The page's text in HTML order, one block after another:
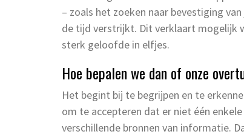
– zoals het zoeken naar bevestiging
de tijd verstrijkt. Dit verklaart mogelijk
sterk geloofde in elfjes.
Hoe bepalen we dan of onze
Het begint bij te begrijpen en te
om te accepteren dat er niet één
verschillende bronnen van informatie.